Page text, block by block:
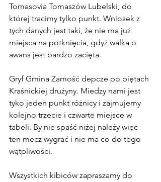
Tomasovia Tomaszów Lubelski, do
której tracimy tylko punkt. Wniosek z
tych danych jest taki, że nie ma już
miejsca na potknięcia, gdyż walka o
awans jest bardzo zacięta.
Gryf Gmina Zamość depcze po piętach
Kraśnickiej drużyny. Miedzy nami jest
tyko jeden punkt różnicy i zajmujemy
kolejno trzecie i czwarte miejsce w
tabeli. By nie spaść niżej należy więc
ten mecz wygrać i nie ma co do tego
wątpliwości.
Wszystkich kibiców zapraszamy do